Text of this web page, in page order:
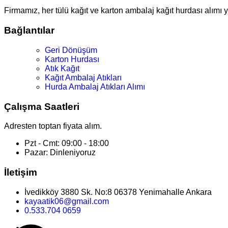
Firmamız, her tülü kağıt ve karton ambalaj kağıt hurdası alımı
Bağlantılar
Geri Dönüşüm
Karton Hurdası
Atık Kağıt
Kağıt Ambalaj Atıkları
Hurda Ambalaj Atıkları Alımı
Çalışma Saatleri
Adresten toptan fiyata alım.
Pzt - Cmt: 09:00 - 18:00
Pazar: Dinleniyoruz
İletişim
İvedikköy 3880 Sk. No:8 06378 Yenimahalle Ankara
kayaatik06@gmail.com
0.533.704 0659